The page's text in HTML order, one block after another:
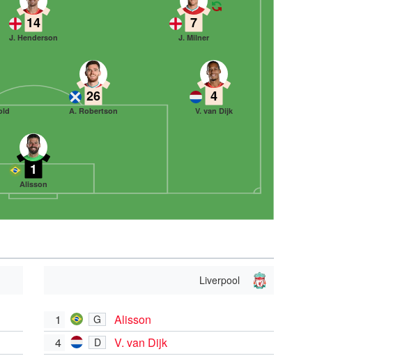
1
Alisson
26
A. Robertson
4
V. van Dijk
14
J. Henderson
7
J. Milner
Liverpool
1 G
Alisson
4
D
V. van Dijk